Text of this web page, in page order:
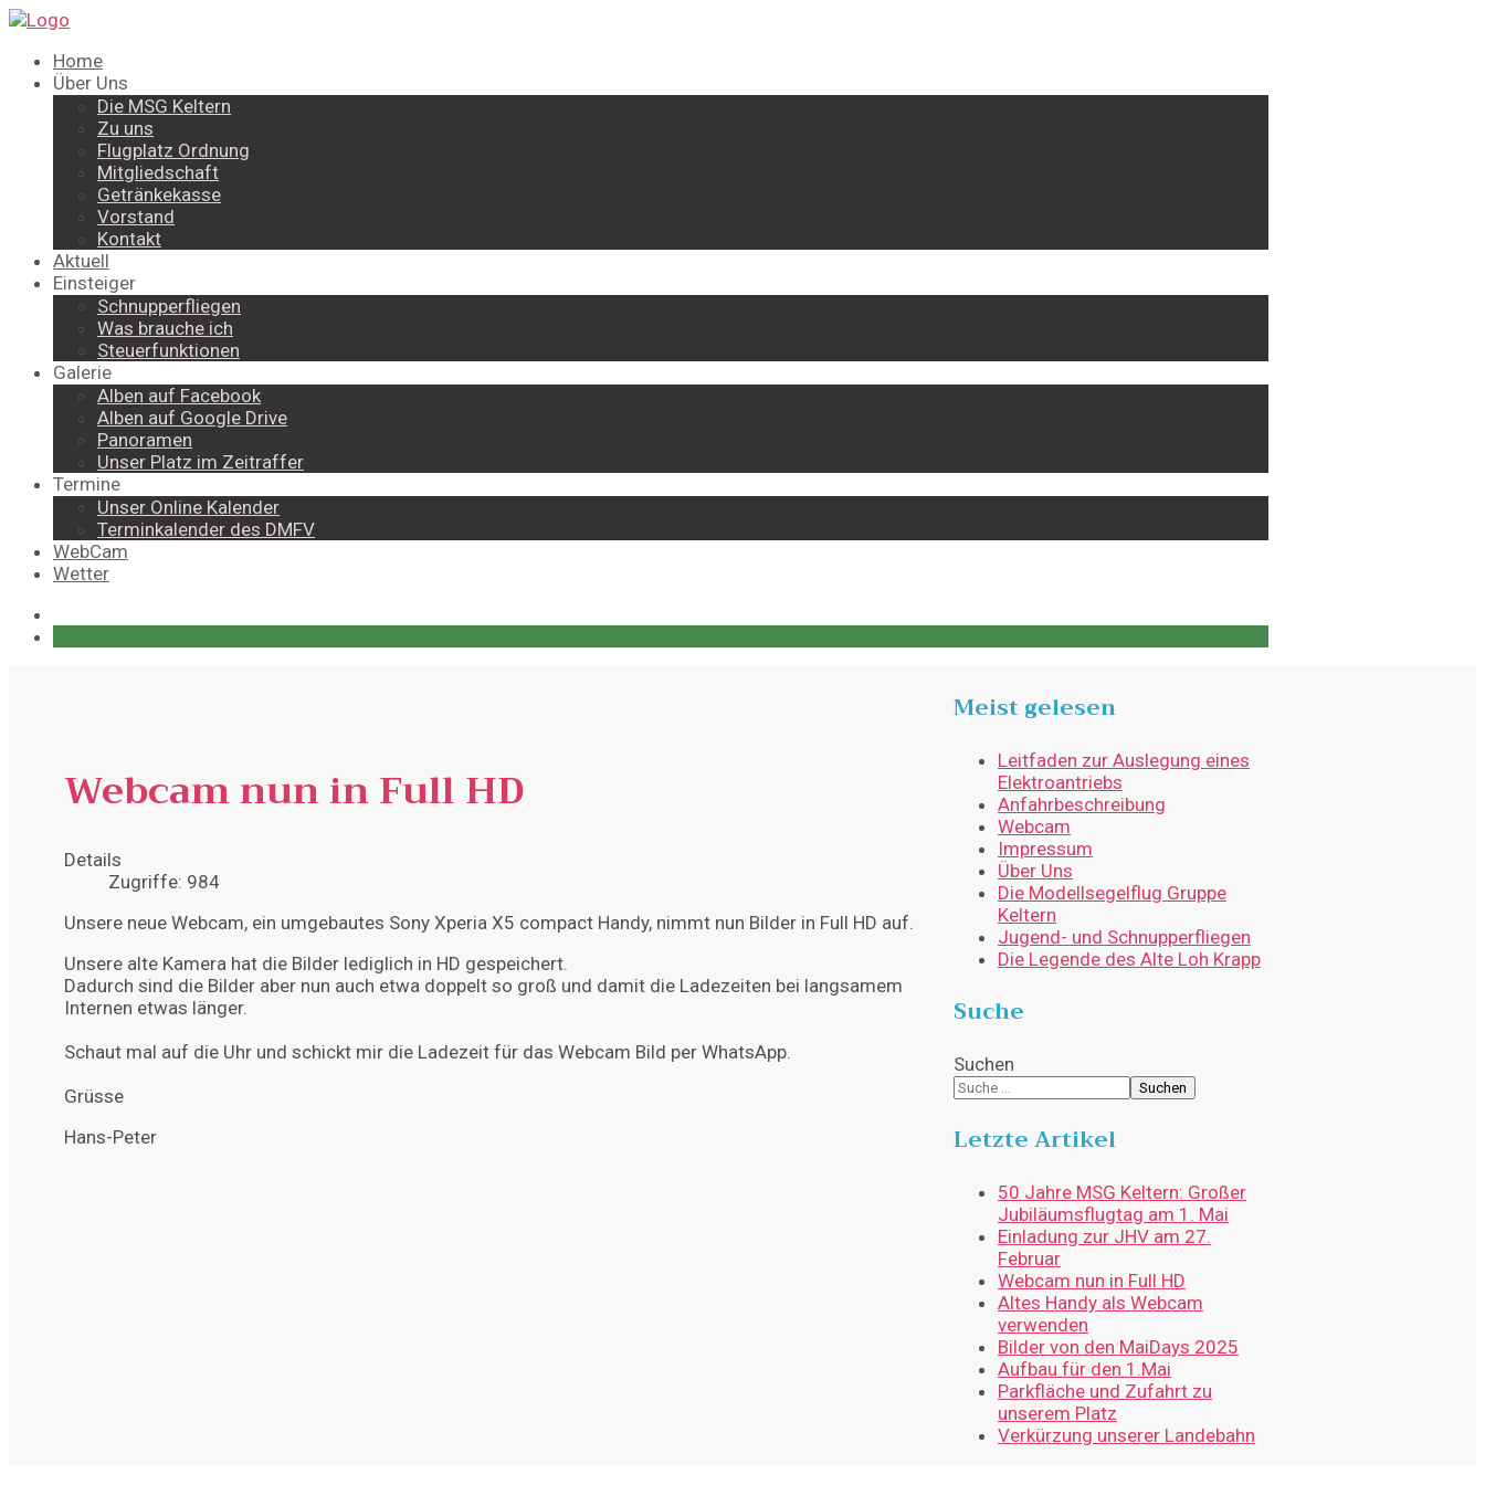
Home
Über Uns
Die MSG Keltern
Zu uns
Flugplatz Ordnung
Mitgliedschaft
Getränkekasse
Vorstand
Kontakt
Aktuell
Einsteiger
Schnupperfliegen
Was brauche ich
Steuerfunktionen
Galerie
Alben auf Facebook
Alben auf Google Drive
Panoramen
Unser Platz im Zeitraffer
Termine
Unser Online Kalender
Terminkalender des DMFV
WebCam
Wetter
Meist gelesen
Leitfaden zur Auslegung eines
Elektroantriebs
Anfahrbeschreibung
Webcam
Impressum
Über Uns
Die Modellsegelflug Gruppe
Keltern
Jugend- und Schnupperfliegen
Die Legende des Alte Loh Krapp
Suche
Suchen
Suchen
Letzte Artikel
50 Jahre MSG Keltern: Großer
Jubiläumsflugtag am 1. Mai
Einladung zur JHV am 27.
Februar
Webcam nun in Full HD
Altes Handy als Webcam
verwenden
Bilder von den MaiDays 2025
Aufbau für den 1.Mai
Parkfläche und Zufahrt zu
unserem Platz
Verkürzung unserer Landebahn
Webcam nun in Full HD
Details
Zugriffe: 984
Unsere neue Webcam, ein umgebautes Sony Xperia X5 compact Handy, nimmt nun Bilder in Full HD auf.
Unsere alte Kamera hat die Bilder lediglich in HD gespeichert.
Dadurch sind die Bilder aber nun auch etwa doppelt so groß und damit die Ladezeiten bei langsamem
Internen etwas länger.
Schaut mal auf die Uhr und schickt mir die Ladezeit für das Webcam Bild per WhatsApp.
Grüsse
Hans-Peter